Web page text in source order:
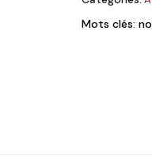
Mots clés: